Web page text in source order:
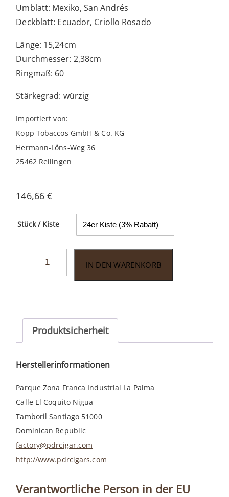
Umblatt: Mexiko, San Andrés
Deckblatt: Ecuador, Criollo Rosado
Länge: 15,24cm
Durchmesser: 2,38cm
Ringmaß: 60
Stärkegrad: würzig
Importiert von:
Kopp Tobaccos GmbH & Co. KG
Hermann-Löns-Weg 36
25462 Rellingen
146,66€
Stück / Kiste
Magnum
Menge
IN DEN WARENKORB
Produktsicherheit
Herstellerinformationen
Parque Zona Franca Industrial La Palma
Calle El Coquito Nigua
Tamboril Santiago 51000
Dominican Republic
factory@pdrcigar.com
http://www.pdrcigars.com
Verantwortliche Person in der EU